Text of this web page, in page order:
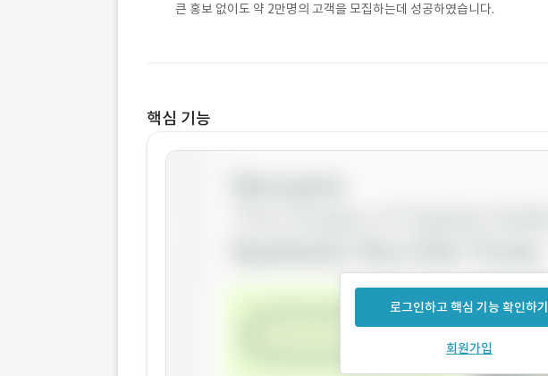
큰 홍보 없이도 약 2만명의 고객을 모집하는데 성공하였습니다.
핵심 기능
로그인하고 핵심 기능 확인하기
회원가입